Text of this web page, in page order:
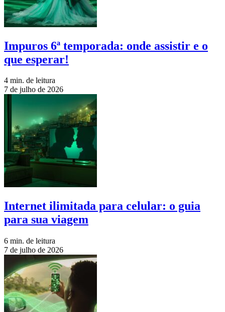
Impuros 6ª temporada: onde assistir e o
que esperar!
4 min. de leitura
7 de julho de 2026
Internet ilimitada para celular: o guia
para sua viagem
6 min. de leitura
7 de julho de 2026